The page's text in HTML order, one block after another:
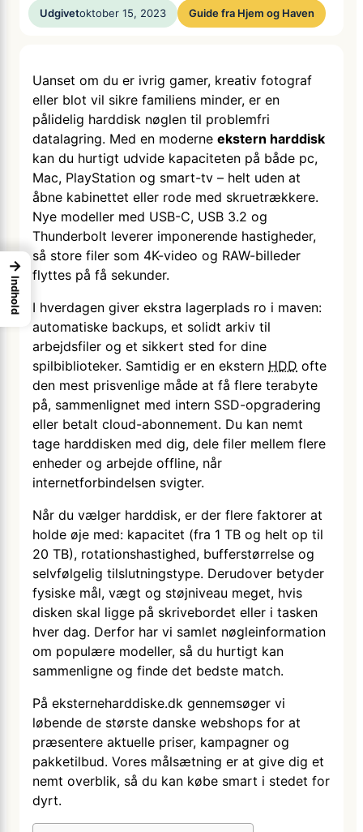
Udgivetoktober 15, 2023 Guide fra Hjem og Haven
Uanset om du er ivrig gamer, kreativ fotograf
eller blot vil sikre familiens minder, er en
pålidelig harddisk nøglen til problemfri
datalagring. Med en moderne ekstern harddisk
kan du hurtigt udvide kapaciteten på både pc,
Mac, PlayStation og smart-tv – helt uden at
åbne kabinettet eller rode med skruetrækkere.
Nye modeller med USB-C, USB 3.2 og
Thunderbolt leverer imponerende hastigheder,
så store filer som 4K-video og RAW-billeder
flyttes på få sekunder.
I hverdagen giver ekstra lagerplads ro i maven:
automatiske backups, et solidt arkiv til
arbejdsfiler og et sikkert sted for dine
spilbiblioteker. Samtidig er en ekstern HDD ofte
den mest prisvenlige måde at få flere terabyte
på, sammenlignet med intern SSD-opgradering
eller betalt cloud-abonnement. Du kan nemt
tage harddisken med dig, dele filer mellem flere
enheder og arbejde offline, når
internetforbindelsen svigter.
Når du vælger harddisk, er der flere faktorer at
holde øje med: kapacitet (fra 1 TB og helt op til
20 TB), rotationshastighed, bufferstørrelse og
selvfølgelig tilslutningstype. Derudover betyder
fysiske mål, vægt og støjniveau meget, hvis
disken skal ligge på skrivebordet eller i tasken
hver dag. Derfor har vi samlet nøgleinformation
om populære modeller, så du hurtigt kan
sammenligne og finde det bedste match.
På eksterneharddiske.dk gennemsøger vi
løbende de største danske webshops for at
præsentere aktuelle priser, kampagner og
pakketilbud. Vores målsætning er at give dig et
nemt overblik, så du kan købe smart i stedet for
dyrt.
→
Indhold